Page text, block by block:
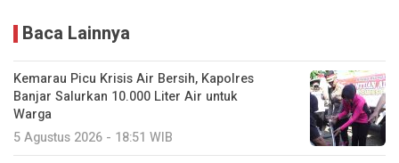
Baca Lainnya
Kemarau Picu Krisis Air Bersih, Kapolres
Banjar Salurkan 10.000 Liter Air untuk
Warga
5 Agustus 2026 - 18:51 WIB